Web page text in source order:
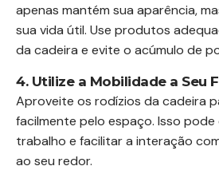
apenas mantém sua aparência,
sua vida útil. Use produtos
da cadeira e evite o acúmulo de
4. Utilize a Mobilidade a Seu
Aproveite os rodízios da cadeira
facilmente pelo espaço. Isso
trabalho e facilitar a interação
ao seu redor.